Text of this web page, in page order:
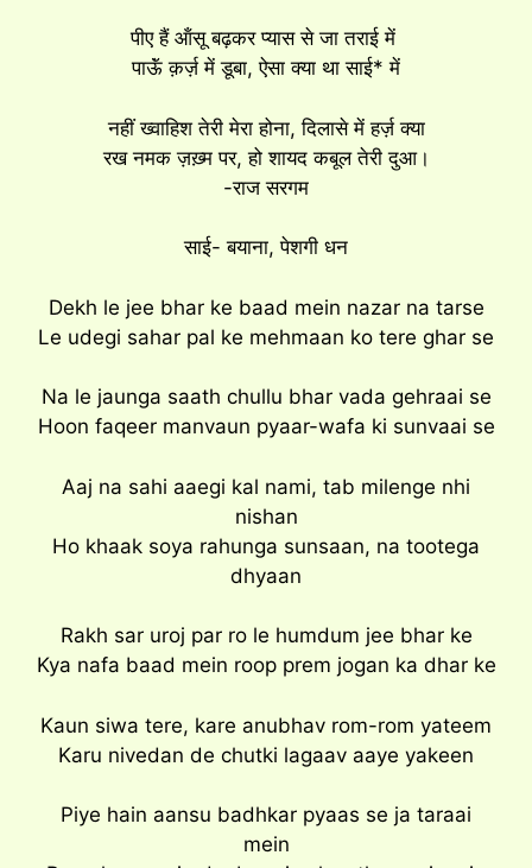
पीए हैं ऑंसू बढ़कर प्यास से जा तराई में
पाऊॅं क़र्ज़ में डूबा, ऐसा क्या था साई* में
नहीं ख्वाहिश तेरी मेरा होना, दिलासे में हर्ज़ क्या
रख नमक ज़ख़्म पर, हो शायद कबूल तेरी दुआ।
-राज सरगम
साई- बयाना, पेशगी धन
Dekh le jee bhar ke baad mein nazar na tarse
Le udegi sahar pal ke mehmaan ko tere ghar se
Na le jaunga saath chullu bhar vada gehraai se
Hoon faqeer manvaun pyaar-wafa ki sunvaai se
Aaj na sahi aaegi kal nami, tab milenge nhi
nishan
Ho khaak soya rahunga sunsaan, na tootega
dhyaan
Rakh sar uroj par ro le humdum jee bhar ke
Kya nafa baad mein roop prem jogan ka dhar ke
Kaun siwa tere, kare anubhav rom-rom yateem
Karu nivedan de chutki lagaav aaye yakeen
Piye hain aansu badhkar pyaas se ja taraai
mein